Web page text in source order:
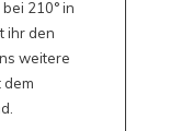
210° in
ihr den
weitere
dem